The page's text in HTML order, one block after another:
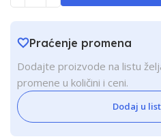
Praćenje promena
Dodajte proizvode na listu
promene u količini i ceni.
Dodaj u